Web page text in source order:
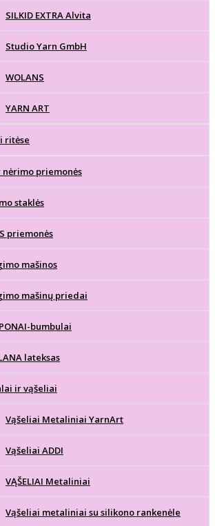
SILKID EXTRA Alvita
Studio Yarn GmbH
WOLANS
YARN ART
ritėse
priemonės
staklės
priemonės
mašinos
mašinų priedai
bumbulai
lateksas
ir vąšeliai
Vąšeliai Metaliniai YarnArt
Vąšeliai ADDI
VĄŠELIAI Metaliniai
Vąšeliai metaliniai su silikono rankenėle